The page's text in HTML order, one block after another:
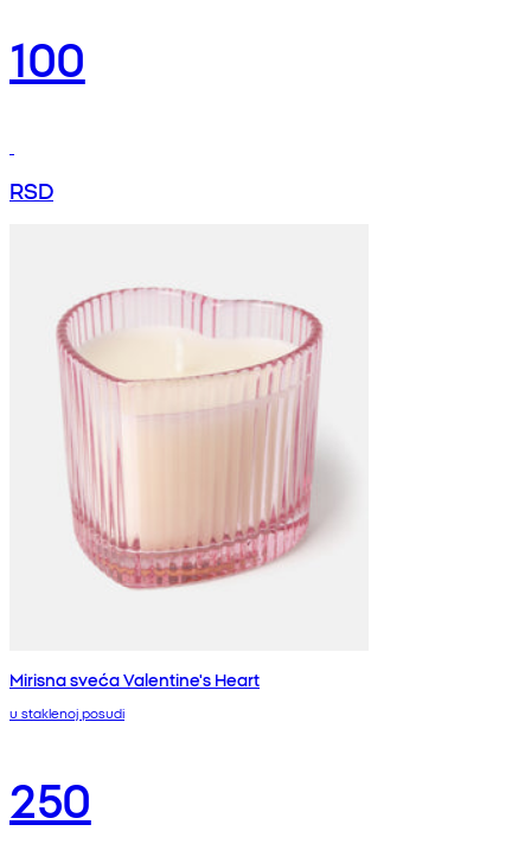
100
RSD
Mirisna sveća Valentine's Heart
u staklenoj posudi
250